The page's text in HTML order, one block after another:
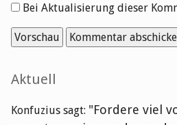
Optionen
Bei Aktualisierung dieser
Seitenleiste
Aktuell
Konfuzius sagt: "Fordere viel